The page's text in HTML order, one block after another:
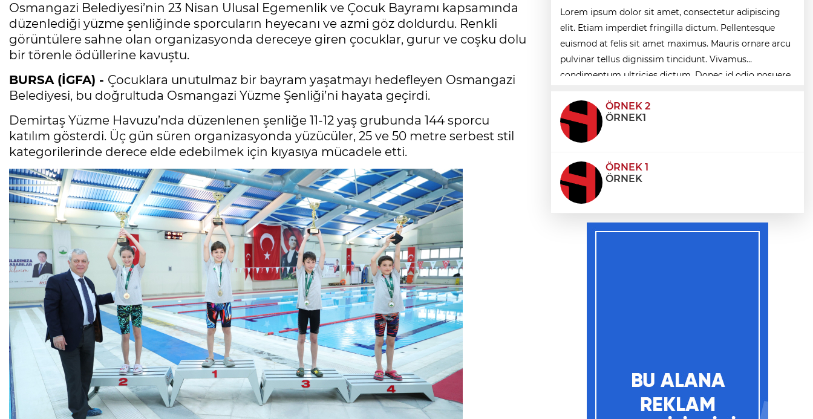
Osmangazi Belediyesi’nin 23 Nisan Ulusal Egemenlik ve Çocuk Bayramı kapsamında
düzenlediği yüzme şenliğinde sporcuların heyecanı ve azmi göz doldurdu. Renkli
görüntülere sahne olan organizasyonda dereceye giren çocuklar, gurur ve coşku dolu
bir törenle ödüllerine kavuştu.
BURSA (İGFA) - Çocuklara unutulmaz bir bayram yaşatmayı hedefleyen Osmangazi
Belediyesi, bu doğrultuda Osmangazi Yüzme Şenliği’ni hayata geçirdi.
Demirtaş Yüzme Havuzu’nda düzenlenen şenliğe 11-12 yaş grubunda 144 sporcu
katılım gösterdi. Üç gün süren organizasyonda yüzücüler, 25 ve 50 metre serbest stil
kategorilerinde derece elde edebilmek için kıyasıya mücadele etti.
Görevden uzaklaştırılan Utku Caner
Çaykara hakkında tahliye kararı
Fındık alım fiyatları açıklandı... Alımlar 24
Ağustos'ta başlıyor
Lorem ipsum dolor sit amet, consectetur adipiscing
elit. Etiam imperdiet fringilla dictum. Pellentesque
euismod at felis sit amet maximus. Mauris ornare arcu
pulvinar tellus dignissim tincidunt. Vivamus
condimentum ultricies dictum. Donec id odio posuere,
ÖRNEK 2
ÖRNEK1
ÖRNEK 1
ÖRNEK